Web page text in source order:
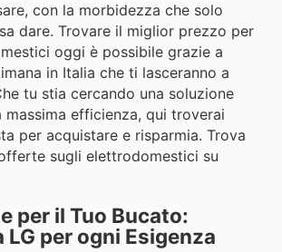
con la morbidezza che solo
dare. Trovare il miglior prezzo per
oggi è possibile grazie a
in Italia che ti lasceranno a
tu stia cercando una soluzione
massima efficienza, qui troverai
per acquistare e risparmia. Trova
sugli elettrodomestici su
per il Tuo Bucato:
LG per ogni Esigenza